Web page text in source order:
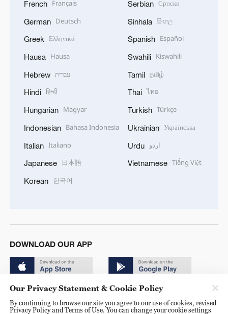
French Français
German Deutsch
Greek Ελληνικά
Hausa Hausa
Hebrew עברית
Hindi हिन्दी
Hungarian Magyar
Indonesian Bahasa Indonesia
Italian Italiano
Japanese 日本語
Korean 한국어
Serbian Српски
Sinhala සිංහල
Spanish Español
Swahili Kiswahili
Tamil தமிழ்
Thai ไทย
Turkish Türkçe
Ukrainian Українська
Urdu اردو
Vietnamese Tiếng Việt
DOWNLOAD OUR APP
Our Privacy Statement & Cookie Policy
By continuing to browse our site you agree to our use of cookies, revised
Privacy Policy and Terms of Use. You can change your cookie settings